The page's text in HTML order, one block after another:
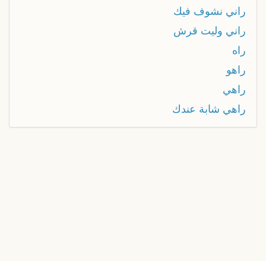
راني نشوف فيك
راني وليت قرش
راه
راهو
راهي
راهي شابة عندك